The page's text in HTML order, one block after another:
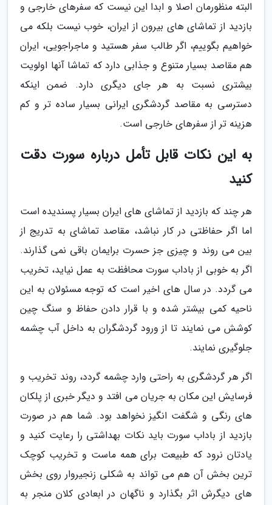
البته منظورمان اصلا و ابدا این نیست که سفرهای خارجی و
بازدید از تماشای های بیرون از ایران، خوب نیست بلکه می
خواهیم بگوییم، اگر طالب سفر هستید و ماجراجویی، ایران
هم مقاصد بسیار متنوع و جذابی دارد که تماشا آنها اولویت
بیشتری نسبت به هر جای دیگری دارد. ضمن اینکه
دسترسی به مقاصد گردشگری ایرانی بسیار ساده تر و کم
هزینه تر از سفرهای خارجی است.
به این نکات قابل تأمل درباره سورت دقت
کنید
هر چند که بازدید از تماشای های ایران بسیار پسندیده است
اما اگر حفاظتی در کار نباشد، مقاصد تماشای به تدریج از
بین می روند و چیزی جز حسرت برایمان باقی نمی گذارند.
اگر به خوبی از باداب سورت محافظت به عمل نیاید، تخریب
می گردد. در سال های اخیر است که توجه مسئولان به این
ناحیه کمی بیشتر شده و با قرار دادن حفاظ و سنگ چین
کوشش می نمایند تا از ورود گردشگران به داخل آب چشمه
جلوگیری نمایند.
اگر هر گردشگری به راحتی وارد چشمه گردد، روند تخریب و
فرسایش این مکان به جریان می افتد و دیگر خبری از پلکان
های رنگی و شگفت انگیز نخواهد بود. شما هم در صورت
بازدید از باداب سورت باید نکات بهداشتی را رعایت کنید و
یادتان نرود که طبیعت برای همه ماست و تخریب کوچک
ترین بخش آن هم می تواند به شکلی زنجیروار روی بخش
های دیگرش اثر بگذارد و ناگهان در ابعادی کلان منجر به